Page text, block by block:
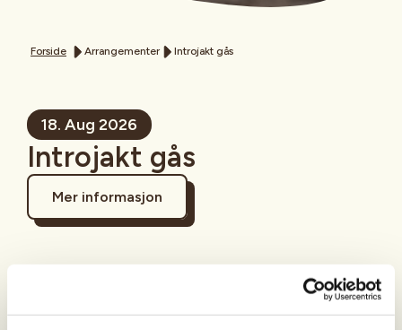
Forside Arrangementer Introjakt gås
18. Aug 2026
Introjakt gås
Mer informasjon